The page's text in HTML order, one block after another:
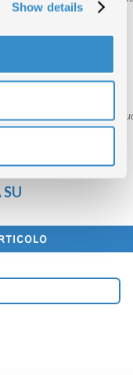
Show details
per i beni sonori e